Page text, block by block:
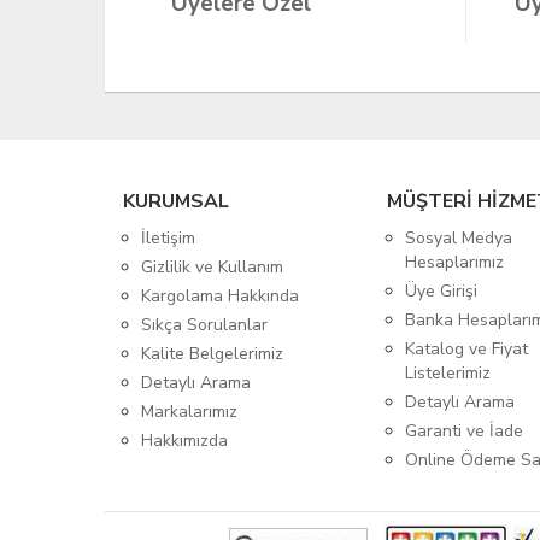
KURUMSAL
İletişim
Gizlilik ve Kullanım
Kargolama Hakkında
Sıkça Sorulanlar
Kalite Belgelerimiz
Detaylı Arama
Markalarımız
Hakkımızda
MÜŞTERİ
Sosyal Medya
Hesaplarımız
Üye Girişi
Banka
Katalog ve Fiyat
Listelerimiz
Detaylı Arama
Garanti ve İade
Online Ödeme